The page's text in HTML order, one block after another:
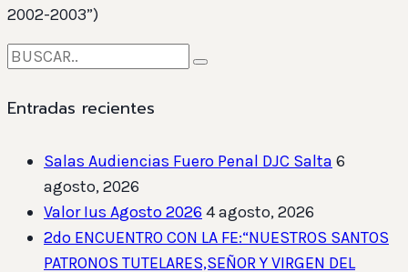
2002-2003”)
Entradas recientes
Salas Audiencias Fuero Penal DJC Salta 6
agosto, 2026
Valor Ius Agosto 2026 4 agosto, 2026
2do ENCUENTRO CON LA FE:“NUESTROS SANTOS
PATRONOS TUTELARES,SEÑOR Y VIRGEN DEL